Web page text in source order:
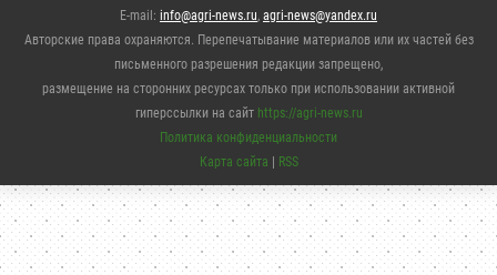
E-mail: info@agri-news.ru agri-news@yandex.ru
Авторские права охраняются. Перепечатывание материалов или их частей без
письменного разрешения редакции запрещено,
размещение на сторонних ресурсах только при использовании активной
гиперссылки на сайт https://agri-news.ru
Политика конфиденциальности
Карта сайта | RSS